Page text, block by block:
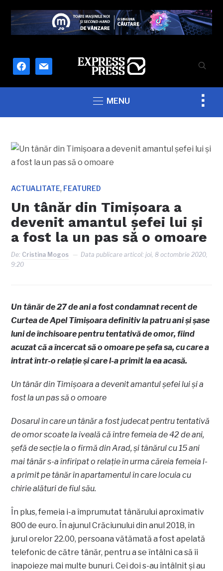
facebook
mail
MENU
ACTUALITATE, FEATURED
Un tânăr din Timişoara a
devenit amantul șefei lui și
a fost la un pas să o omoare
De: Cristina Mogos Data publicare articol:joi, 8 octombrie 2020,
9:20
Un tânăr de 27 de ani a fost condamnat recent de
Curtea de Apel Timişoara definitiv la patru ani şi şase
luni de închisoare pentru tentativă de omor, fiind
acuzat că a încercat să o omoare pe şefa sa, cu care a
intrat într-o relaţie şi care l-a primit la ea acasă.
Un tânăr din Timişoara a devenit amantul șefei lui și a
fost la un pas să o omoare
Dosarul în care un tânăr a fost judecat pentru tentativă
de omor scoate la iveală că între femeia de 42 de ani,
şefă de secţie la o firmă din Arad, şi tânărul cu 15 ani
mai tânăr s-a înfiripat o relaţie în urma căreia femeia l-
a primit pe tânăr în apartamentul în care locuia cu
chirie alături de fiul său.
În plus, femeia i-a împrumutat tânărului aproximativ
800 de euro. În ajunul Crăciunului din anul 2018, în
jurul orelor 22.00, persoana vătămată a fost apelată
telefonic de către tânăr, pentru a se întâlni ca să îi
înapoieze mai multe bunuri. Cei doi s-au întâlnit şi au